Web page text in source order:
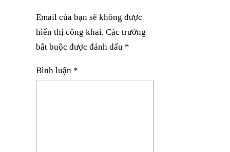
Email của bạn sẽ không được
hiển thị công khai. Các trường
bắt buộc được đánh dấu *
Bình luận *